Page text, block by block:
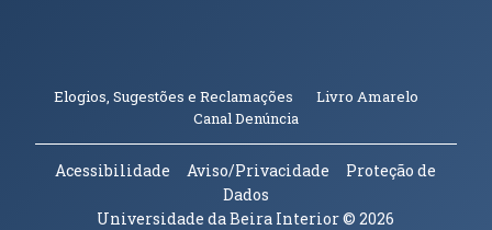
Elogios, Sugestões e Reclamações Livro Amarelo
Canal Denúncia(abre em nova janela)
Acessibilidade Aviso/Privacidade
Proteção de
Dados
Universidade da Beira Interior© 2026